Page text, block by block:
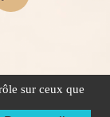
sur ceux que